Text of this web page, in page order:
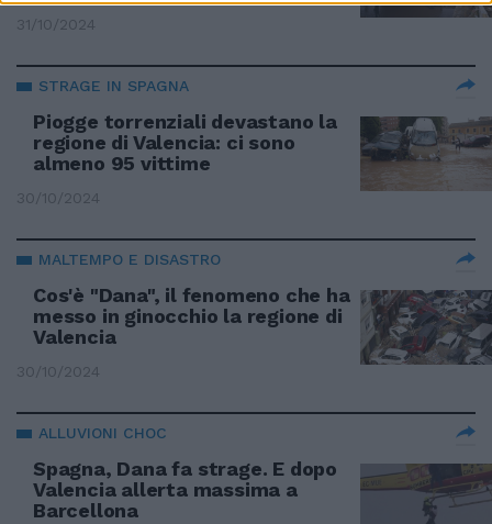
31/10/2024
STRAGE IN SPAGNA
Piogge torrenziali devastano la
regione di Valencia: ci sono
almeno 95 vittime
30/10/2024
MALTEMPO E DISASTRO
Cos'è "Dana", il fenomeno che ha
messo in ginocchio la regione di
Valencia
30/10/2024
ALLUVIONI CHOC
Spagna, Dana fa strage. E dopo
Valencia allerta massima a
Barcellona